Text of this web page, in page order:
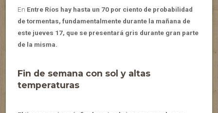
En Entre Ríos hay hasta un 70 por ciento de probabilidad
de tormentas, fundamentalmente durante la mañana de
este jueves 17, que se presentará gris durante gran parte
de la misma.
Fin de semana con sol y altas
temperaturas